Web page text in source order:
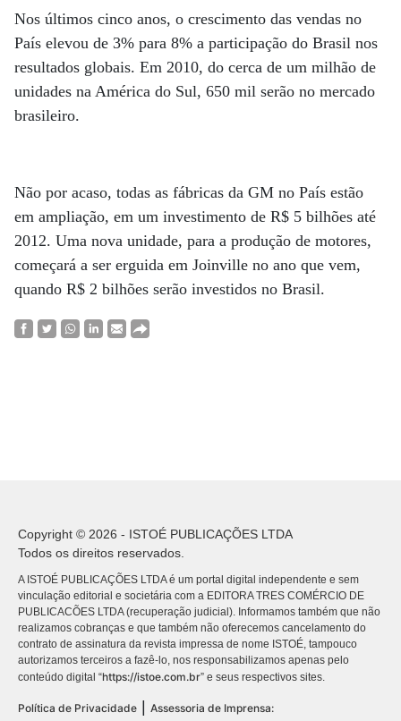
Nos últimos cinco anos, o crescimento das vendas no
País elevou de 3% para 8% a participação do Brasil nos
resultados globais. Em 2010, do cerca de um milhão de
unidades na América do Sul, 650 mil serão no mercado
brasileiro.
Não por acaso, todas as fábricas da GM no País estão
em ampliação, em um investimento de R$ 5 bilhões até
2012. Uma nova unidade, para a produção de motores,
começará a ser erguida em Joinville no ano que vem,
quando R$ 2 bilhões serão investidos no Brasil.
Copyright © 2026 - ISTOÉ PUBLICAÇÕES LTDA
Todos os direitos reservados.
A ISTOÉ PUBLICAÇÕES LTDA é um portal digital independente e sem
vinculação editorial e societária com a EDITORA TRES COMÉRCIO DE
PUBLICACÕES LTDA (recuperação judicial). Informamos também que não
realizamos cobranças e que também não oferecemos cancelamento do
contrato de assinatura da revista impressa de nome ISTOÉ, tampouco
autorizamos terceiros a fazê-lo, nos responsabilizamos apenas pelo
conteúdo digital “https://istoe.com.br” e seus respectivos sites.
Política de Privacidade | Assessoria de Imprensa: